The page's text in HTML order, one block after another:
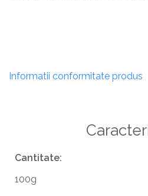
Informatii conformitate produs
Cantitate:
100g